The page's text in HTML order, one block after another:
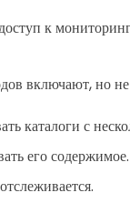
к
включают, но не
каталоги с
его содержимое.